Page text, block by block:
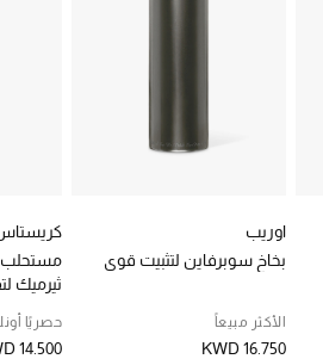
اوريب
بخاخ سوبرفاين لتثبيت قوي
الأكثر مبيعاً
KWD 16.750
مستحلب
ثيرميك
حصريًا
14.500